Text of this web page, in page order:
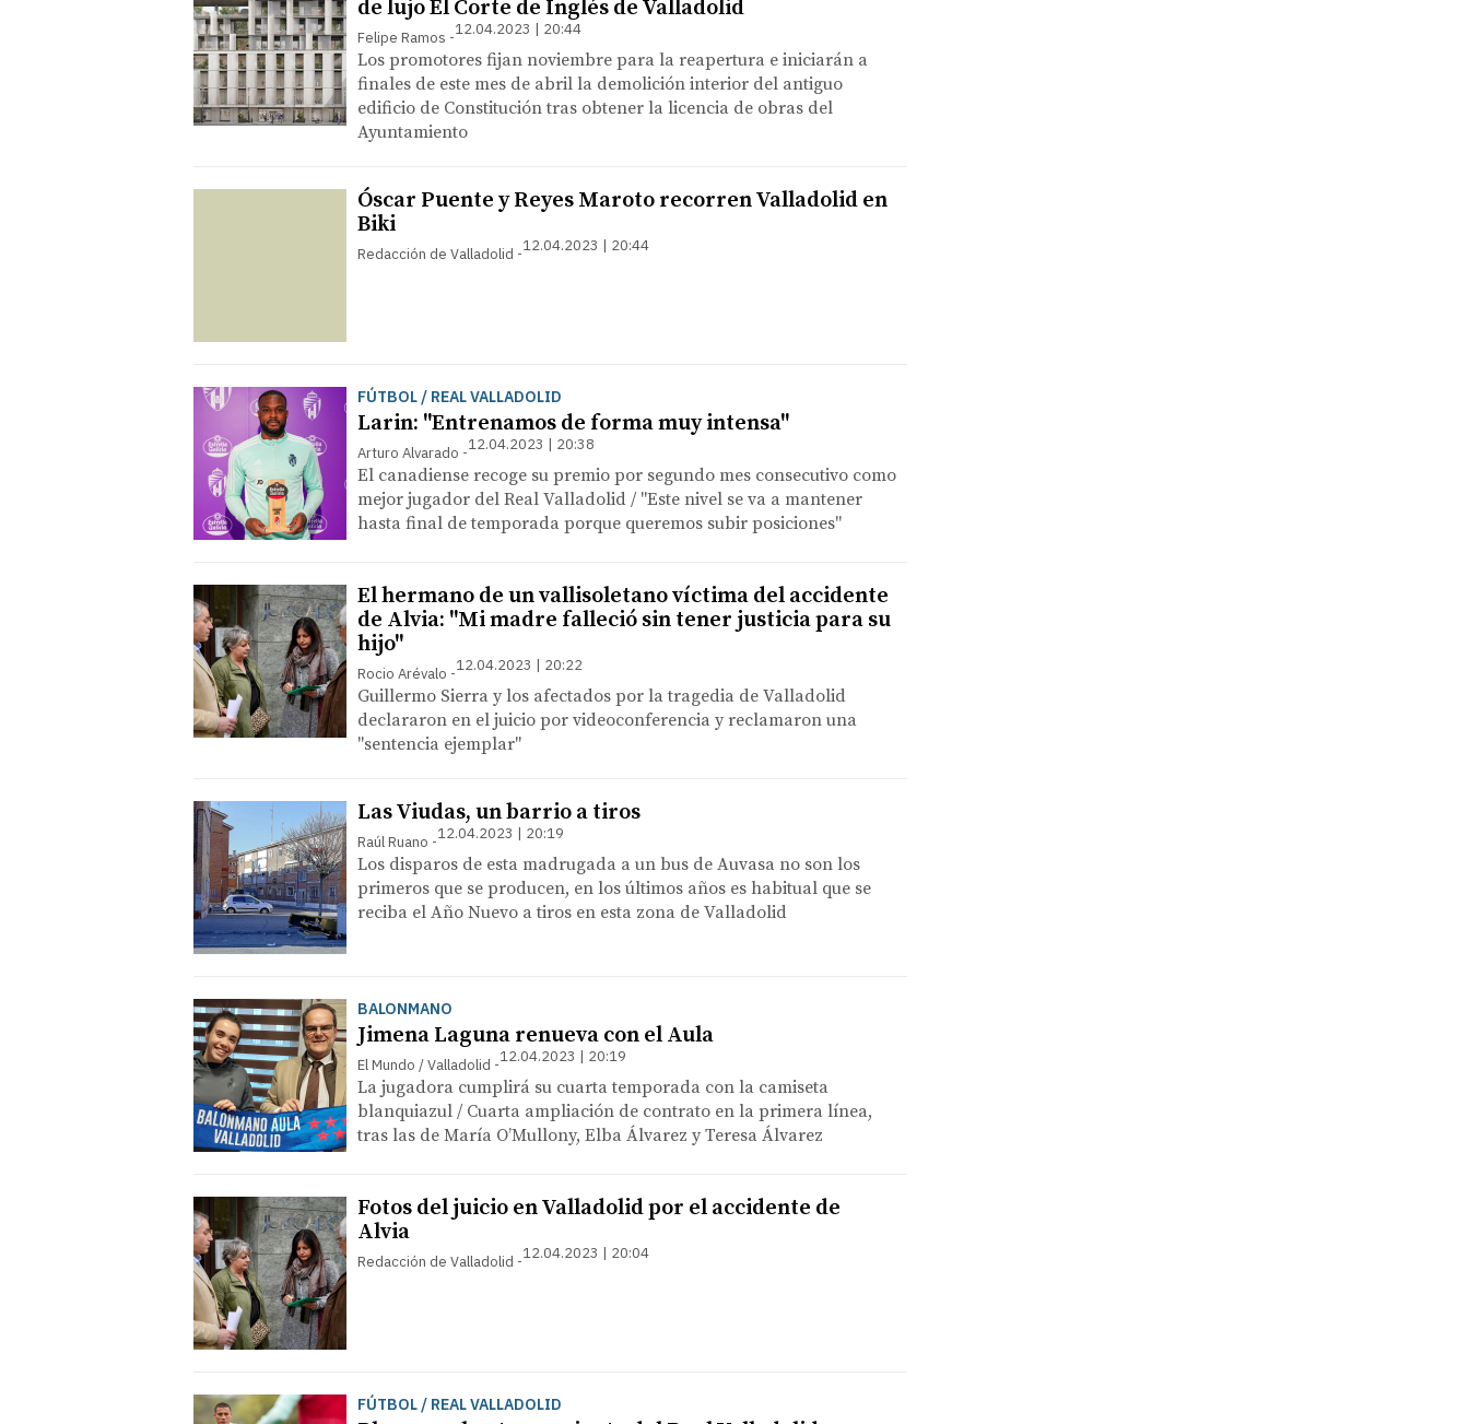
de lujo El Corte de Inglés de Valladolid
Felipe Ramos 12.04.2023 | 20:44
Los promotores fijan noviembre para la reapertura e iniciarán a
finales de este mes de abril la demolición interior del antiguo
edificio de Constitución tras obtener la licencia de obras del
Ayuntamiento
Óscar Puente y Reyes Maroto recorren Valladolid en
Biki
Redacción de Valladolid 12.04.2023 | 20:44
FÚTBOL / REAL VALLADOLID
Larin: "Entrenamos de forma muy intensa"
Arturo Alvarado 12.04.2023 | 20:38
El canadiense recoge su premio por segundo mes consecutivo como
mejor jugador del Real Valladolid / "Este nivel se va a mantener
hasta final de temporada porque queremos subir posiciones"
El hermano de un vallisoletano víctima del accidente
de Alvia: "Mi madre falleció sin tener justicia para su
hijo"
Rocio Arévalo 12.04.2023 | 20:22
Guillermo Sierra y los afectados por la tragedia de Valladolid
declararon en el juicio por videoconferencia y reclamaron una
"sentencia ejemplar"
Las Viudas, un barrio a tiros
Raúl Ruano 12.04.2023 | 20:19
Los disparos de esta madrugada a un bus de Auvasa no son los
primeros que se producen, en los últimos años es habitual que se
reciba el Año Nuevo a tiros en esta zona de Valladolid
BALONMANO
Jimena Laguna renueva con el Aula
El Mundo / Valladolid 12.04.2023 | 20:19
La jugadora cumplirá su cuarta temporada con la camiseta
blanquiazul / Cuarta ampliación de contrato en la primera línea,
tras las de María O’Mullony, Elba Álvarez y Teresa Álvarez
Fotos del juicio en Valladolid por el accidente de
Alvia
Redacción de Valladolid 12.04.2023 | 20:04
FÚTBOL / REAL VALLADOLID